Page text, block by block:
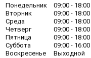
Понедельник 09:00
18:00
Вторник
09:00
18:00
Среда
09:00
18:00
Четверг
09:00
18:00
Пятница
09:00
18:00
Суббота
09:00
16:00
Воскресенье
Выходной